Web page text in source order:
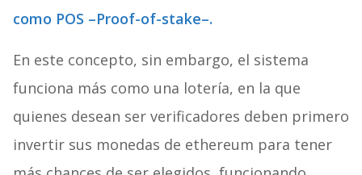
como POS –Proof-of-stake–.
En este concepto, sin embargo, el sistema
funciona más como una lotería, en la que
quienes desean ser verificadores deben primero
invertir sus monedas de ethereum para tener